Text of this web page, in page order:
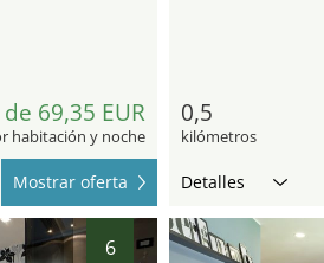
de 69,35 EUR
habitación y noche
Mostrar oferta
0,5
kilómetros
Detalles
6